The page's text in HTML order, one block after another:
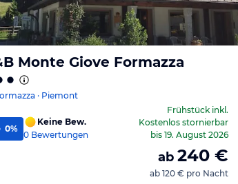
Monte Giove Formazza
· Piemont
0%
Keine Bew.
0 Bewertungen
Frühstückinkl.
Kostenlos stornierbar
bis 19. August 2026
ab 240 €
ab 120 € pro Nacht